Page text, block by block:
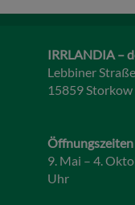
IRRLANDIA –
Lebbiner
15859
9. Mai – 4.
Uhr